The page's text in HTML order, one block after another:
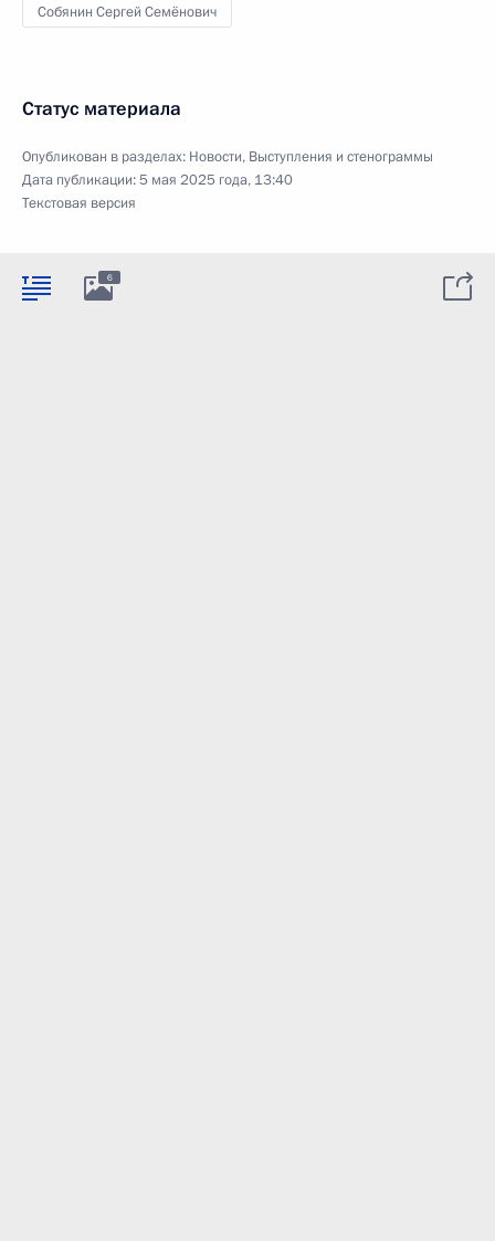
Собянин Сергей Семёнович
Статус материала
Опубликован в разделах: Новости, Выступления и стенограммы
Дата публикации:5 мая 2025 года, 13:40
Текстовая версия
6